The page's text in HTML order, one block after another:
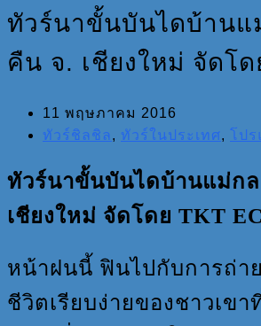
ทัวร์นาขั้นบันไดบ้านแ
คืน จ. เชียงใหม่ จัดโ
11 พฤษภาคม 2016
ทัวร์ชิลชิล , ทัวร์ในประเทศ, โปร
ทัวร์นาขั้นบันไดบ้านแม่ก
เชียงใหม่ จัดโดย TKT
หน้าฝนนี้ ฟินไปกับการถ่า
ชีวิตเรียบง่ายของชาวเ